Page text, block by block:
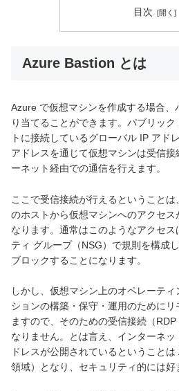
目次
Azure Bastion とは
Azure で仮想マシンを作成する場合、
り当てることができます。パブリッ
トに接続しているグローバル IP アド
アドレスを通じて仮想マシンは受信
ーネット経由での通信を行えます。
ここで受信接続が行えるということ
のホストから仮想マシンへのアクセ
なります。通常はこのようなアクセ
ティ グループ（NSG）で規則を構成
ブロックすることになります。
しかし、仮想マシン上のオペレーテ
ションの構築・保守・運用のために
ますので、そのための受信接続（
なりません。とは言え、インターネ
ドレスが公開されているということ
領域）となり、セキュリティ的には好